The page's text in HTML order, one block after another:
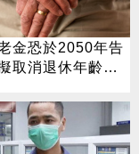
金恐於2050年告
取消退休年齡限